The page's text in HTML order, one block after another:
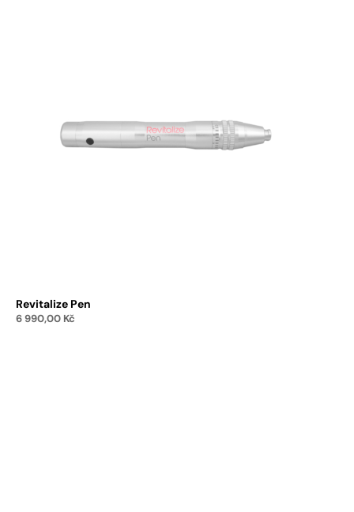
Revitalize Pen
6 990,00 Kč